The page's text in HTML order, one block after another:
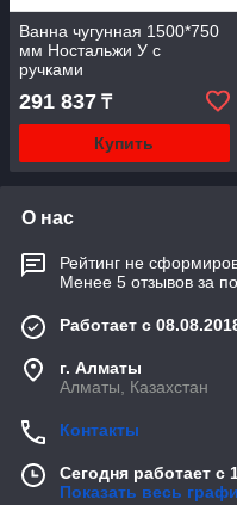
Ванна чугунная 1500*750
мм Ностальжи У с
ручками
291 837 ₸
Купить
О нас
Рейтинг не
Менее 5 отзывов за
Работает с
г. Алматы
Алматы, Казахстан
Контакты
Сегодня работает с
Показать весь